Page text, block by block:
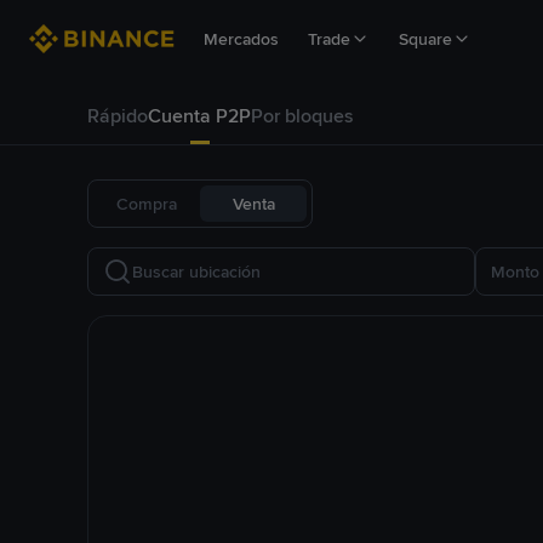
Mercados Trade Square
RápidoCuenta P2PPor bloques
Compra Venta